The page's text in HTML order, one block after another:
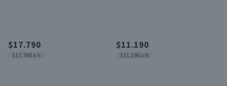
$17.790
$17.790 x lt
$11.190
$11.190 x lt